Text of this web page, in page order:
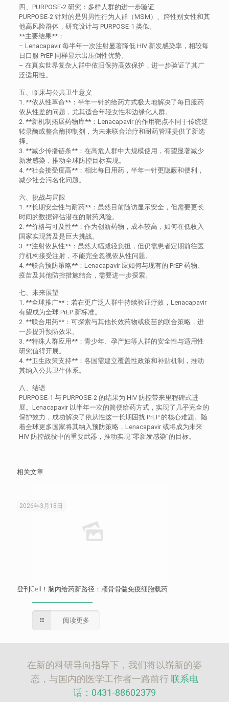
四、PURPOSE-2 研究：多样人群的进一步验证
PURPOSE-2 针对的是男男性行为人群（MSM）、跨性别女性和其
他高风险群体，研究设计与 PURPOSE-1 类似。
**主要结果**：
– Lenacapavir 每半年一次注射显著降低 HIV 新发感染率，相较每
日口服 PrEP 同样显示出压倒性优势。
– 在真实世界复杂人群中依旧保持高效保护，进一步验证了其广
泛适用性。
五、临床与公共卫生意义
1. **依从性革命**：半年一针的给药方式极大地解决了每日服药
依从性差的问题，尤其适合年轻女性和边缘化人群。
2. **新机制拓展药物库**：Lenacapavir 的作用靶点不同于传统逆
转录酶或整合酶抑制剂，为未来联合治疗和耐药管理提供了新选
择。
3. **减少传播链条**：在高危人群中大规模使用，有望显著减少
新发感染，推动全球防控目标实现。
4. **社会接受度高**：相比每日用药，半年一针更隐蔽和便利，
减少社会污名化问题。
六、挑战与局限
1. **长期安全性与耐药**：虽然目前随访显示安全，但需要更长
时间的数据评估潜在的耐药风险。
2. **价格与可及性**：作为创新药物，成本较高，如何在低收入
国家实现普及是巨大挑战。
3. **注射依从性**：虽然大幅减轻负担，但仍需患者定期前往医
疗机构接受注射，不能完全忽视依从性问题。
4. **联合预防策略**：Lenacapavir 应如何与现有的 PrEP 药物、
疫苗及其他防控措施结合，需要进一步探索。
七、未来展望
1. **全球推广**：若在更广泛人群中持续验证疗效，Lenacapavir
有望成为全球 PrEP 新标准。
2. **联合用药**：可探索与其他长效药物或疫苗的联合策略，进
一步提升预防效果。
3. **特殊人群应用**：青少年、孕产妇等人群的安全性与适用性
研究值得开展。
4. **卫生政策支持**：各国需建立覆盖性政策和补贴机制，推动
其纳入公共卫生体系。
八、结语
PURPOSE-1 与 PURPOSE-2 的结果为 HIV 防控带来里程碑式进
展。Lenacapavir 以半年一次的简便给药方式，实现了几乎完全的
保护效力，成功解决了依从性这一长期困扰 PrEP 的核心难题。随
着全球更多国家将其纳入预防策略，Lenacapavir 或将成为未来
HIV 防控战役中的重要武器，推动实现“零新发感染”的目标。
相关文章
2026年3月18日
登刊Cell！脑内给药新路径：颅骨骨髓免疫细胞载药
阅读更多
在新的科研导向指导下，我们将以崭新的姿
态，与国内的医学工作者一路前行联系电
话：0431-88602379